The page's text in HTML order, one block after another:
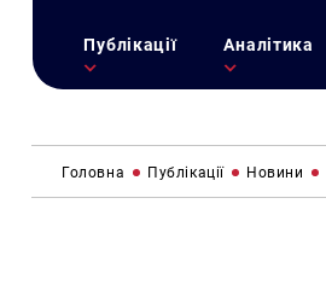
Публікації Аналітика
Головна Публікації Новини